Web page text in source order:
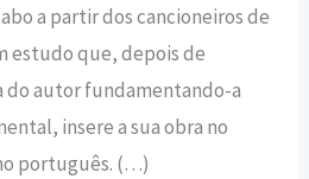
a partir dos cancioneiros de
estudo que, depois de
do autor fundamentando-a
insere a sua obra no
português. (…)